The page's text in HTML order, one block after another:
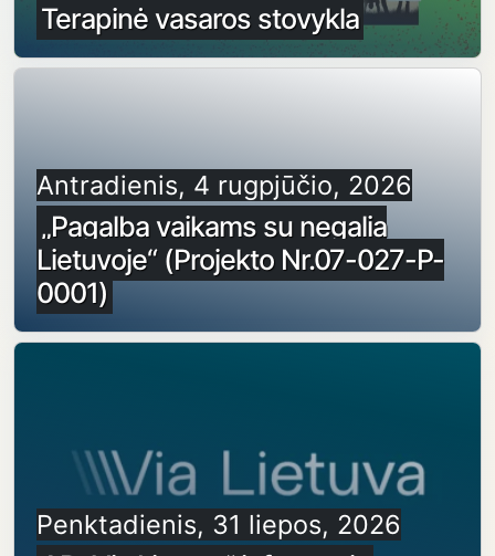
Terapinė vasaros stovykla
Antradienis, 4 rugpjūčio, 2026
„Pagalba vaikams su negalia
Lietuvoje“ (Projekto Nr.07-027-P-
0001)
Penktadienis, 31 liepos, 2026